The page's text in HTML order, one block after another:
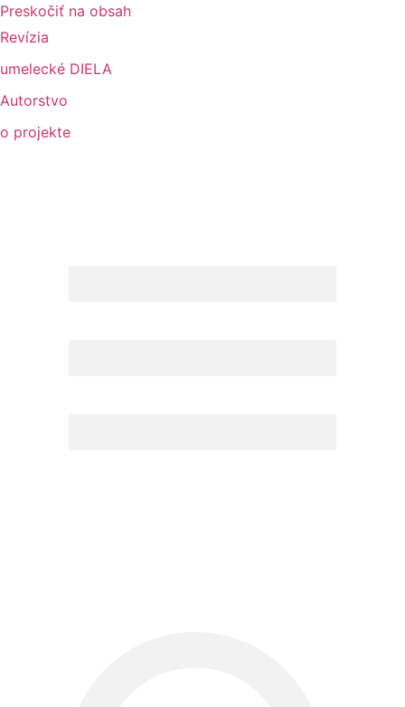
Preskočiť na obsah
Revízia
umelecké DIELA
Autorstvo
o projekte